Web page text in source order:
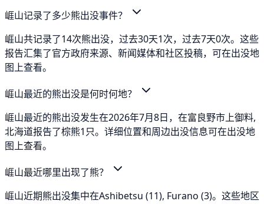
崕山记录了多少熊出没事件？
崕山共记录了14次熊出没，过去30天1次，过去7天0次。这些
报告汇集了官方政府来源、新闻媒体和社区投稿，可在出没地
图上查看。
崕山最近的熊出没是何时何地？
崕山最近的熊出没发生在2026年7月8日，在富良野市上御料,
北海道报告了棕熊1只。详细位置和周边出没信息可在出没地
图上查看。
崕山最近哪里出现了熊？
崕山近期熊出没集中在Ashibetsu (11), Furano (3)。这些地区